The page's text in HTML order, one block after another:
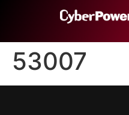
53007